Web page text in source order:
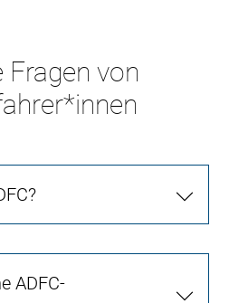
Fragen von
ADFC-